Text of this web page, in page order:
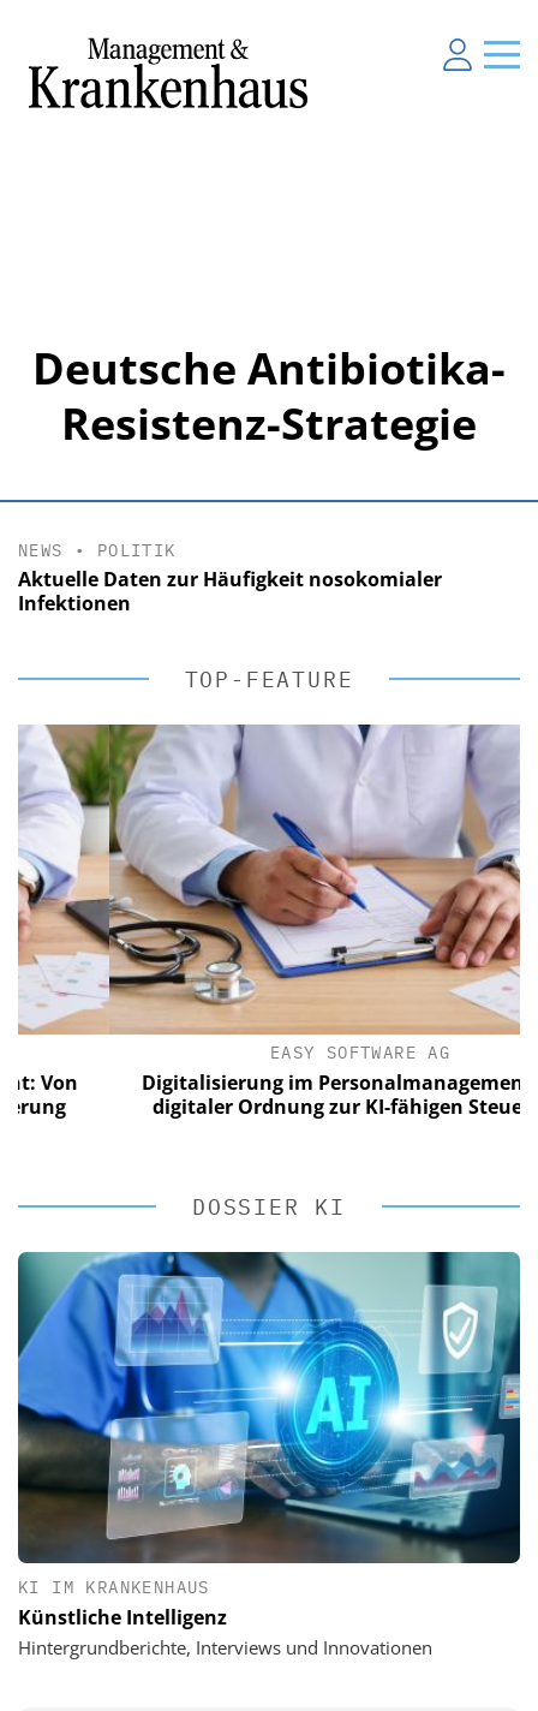
Deutsche Antibiotika-
Resistenz-Strategie
NEWS • POLITIK
Aktuelle Daten zur Häufigkeit nosokomialer
Infektionen
TOP-FEATURE
EASY SOFTWARE AG
Digitalisierung im Personalmanagement: Von
digitaler Ordnung zur KI-fähigen Steuerung
DOSSIER KI
KI IM KRANKENHAUS
Künstliche Intelligenz
Hintergrundberichte, Interviews und Innovationen